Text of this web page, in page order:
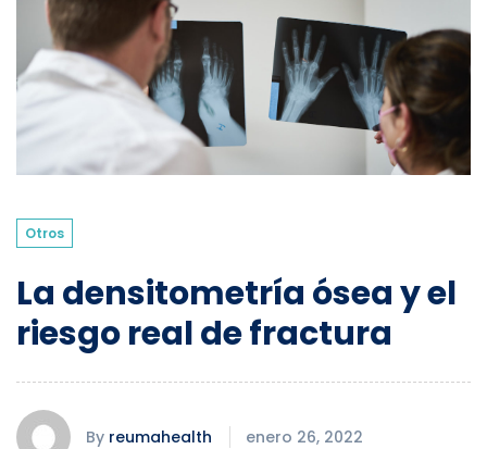
Otros
La densitometría ósea y el
riesgo real de fractura
By reumahealth
enero 26, 2022